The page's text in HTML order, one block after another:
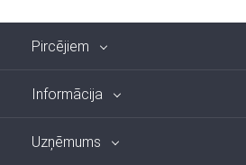
Pircējiem
Informācija
Uzņēmums